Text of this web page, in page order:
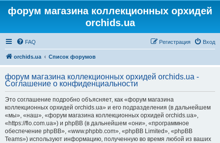
форум магазина коллекционных орхидей
orchids.ua
FAQ Вход
Регистрация
orchids.ua Список форумов
форум магазина коллекционных орхидей orchids.ua -
Соглашение о конфиденциальности
Это соглашение подробно объясняет, как «форум магазина
коллекционных орхидей orchids.ua» и его подразделения (в дальнейшем
«мы», «наш», «форум магазина коллекционных орхидей orchids.ua»,
«https://flo.com.ua») и phpBB (в дальнейшем «они», «программное
обеспечение phpBB», «www.phpbb.com», «phpBB Limited», «phpBB
Teams») используют информацию, полученную во время любой из ваших